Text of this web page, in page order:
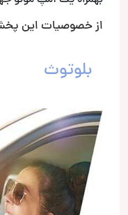
از خصوصیات این پخش
بلوتوث